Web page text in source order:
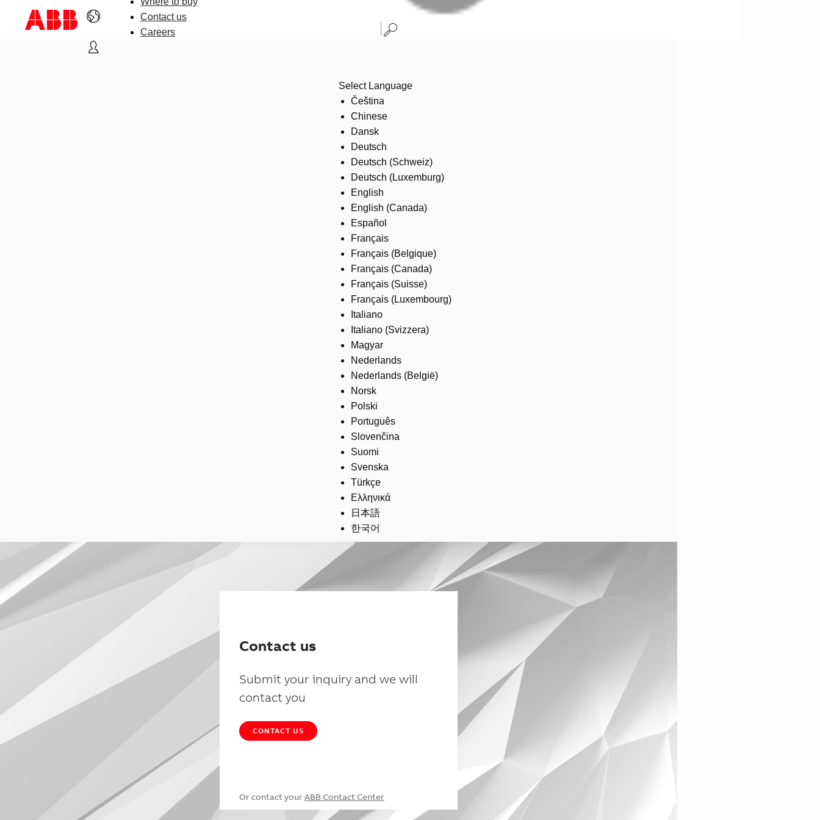
Contact us
Careers
Select Language
Čeština
Chinese
Dansk
Deutsch
Deutsch (Schweiz)
Deutsch (Luxemburg)
English
English (Canada)
Español
Français
Français (Belgique)
Français (Canada)
Français (Suisse)
Français (Luxembourg)
Italiano
Italiano (Svizzera)
Magyar
Nederlands
Nederlands (België)
Norsk
Polski
Português
Slovenčina
Suomi
Svenska
Türkçe
Ελληνικά
日本語
한국어
Contact us
Submit your inquiry and we will
contact you
CONTACT US
Or contact your ABB Contact Center